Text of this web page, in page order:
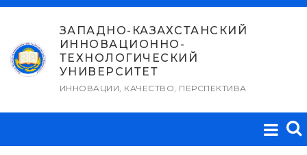
Перейти
содержимому
ЗАПАДНО-КАЗАХСТАНСКИЙ
ИННОВАЦИОННО-
ТЕХНОЛОГИЧЕСКИЙ
УНИВЕРСИТЕТ
ИННОВАЦИИ, КАЧЕСТВО, ПЕРСПЕКТИВА